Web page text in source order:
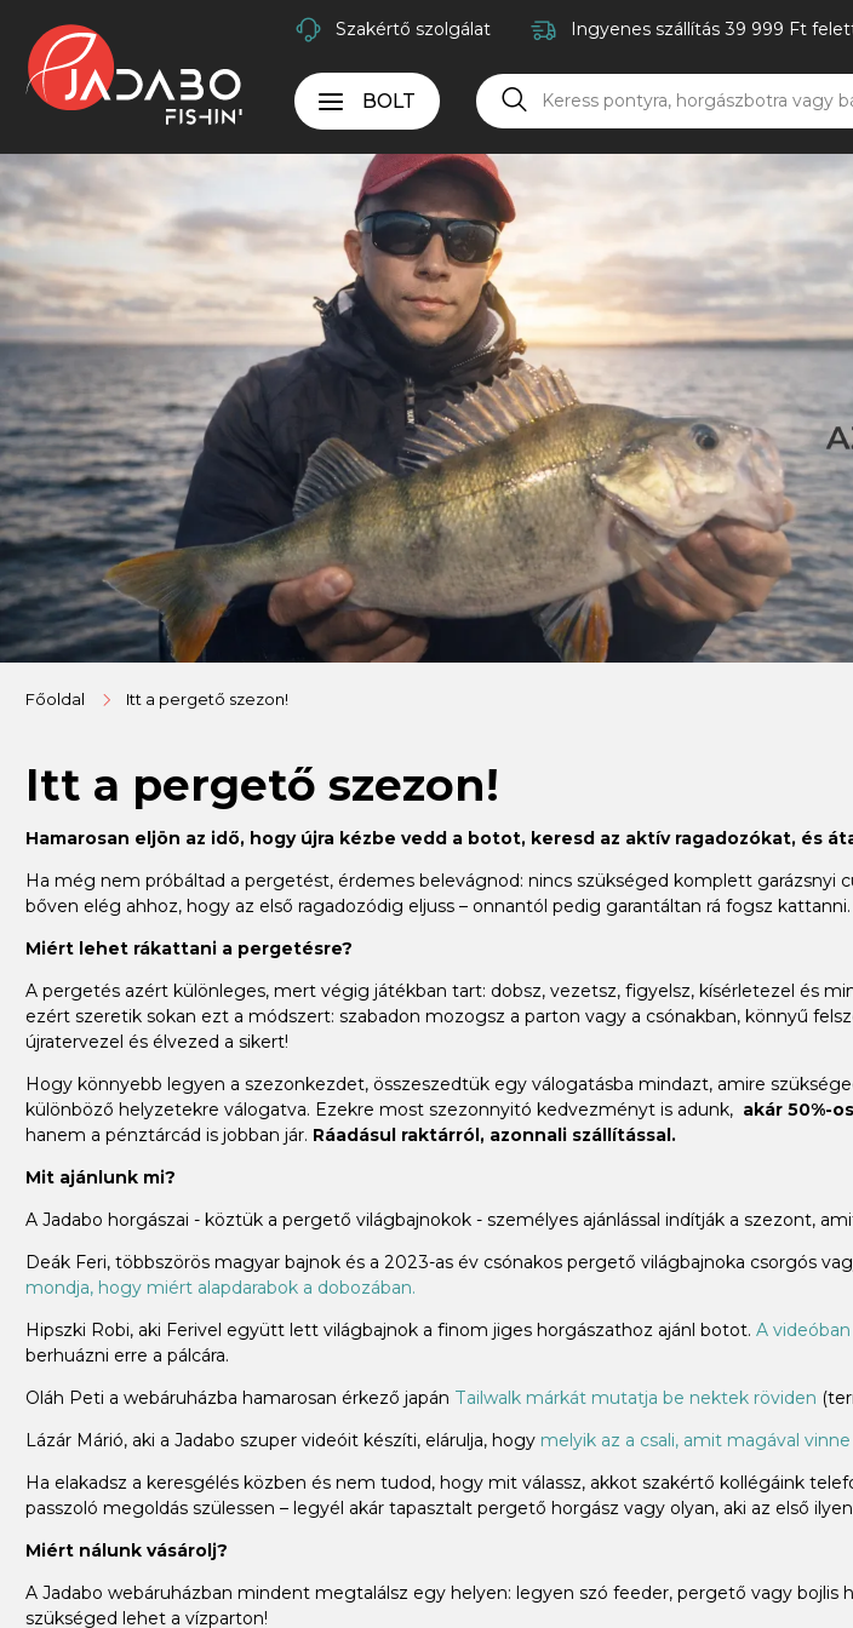
Szakértő szolgálat Ingyenes szállítás 39 999 Ft
BOLT
Főoldal Itt a pergető szezon!
Itt a pergető szezon!
Hamarosan eljön az idő, hogy újra kézbe vedd a botot, keresd az aktív ragadozókat, és
Ha még nem próbáltad a pergetést, érdemes belevágnod: nincs szükséged komplett garázsnyi
bőven elég ahhoz, hogy az első ragadozódig eljuss – onnantól pedig garantáltan rá fogsz kattanni.
Miért lehet rákattani a pergetésre?
A pergetés azért különleges, mert végig játékban tart: dobsz, vezetsz, figyelsz, kísérletezel és
ezért szeretik sokan ezt a módszert: szabadon mozogsz a parton vagy a csónakban, könnyű
újratervezel és élvezed a sikert!
Hogy könnyebb legyen a szezonkezdet, összeszedtük egy válogatásba mindazt, amire
különböző helyzetekre válogatva. Ezekre most szezonnyitó kedvezményt is adunk, akár 50%-
hanem a pénztárcád is jobban jár. Ráadásul raktárról, azonnali szállítással.
Mit ajánlunk mi?
A Jadabo horgászai - köztük a pergető világbajnokok - személyes ajánlással indítják a szezont,
Deák Feri, többszörös magyar bajnok és a 2023-as év csónakos pergető világbajnoka csorgós
mondja, hogy miért alapdarabok a dobozában.
Hipszki Robi, aki Ferivel együtt lett világbajnok a finom jiges horgászathoz ajánl botot. A
berhuázni erre a pálcára.
Oláh Peti a webáruházba hamarosan érkező japán Tailwalk márkát mutatja be nektek röviden
Lázár Márió, aki a Jadabo szuper videóit készíti, elárulja, hogy melyik az a csali, amit magával
Ha elakadsz a keresgélés közben és nem tudod, hogy mit válassz, akkot szakértő kollégáink
passzoló megoldás szülessen – legyél akár tapasztalt pergető horgász vagy olyan, aki az első
Miért nálunk vásárolj?
A Jadabo webáruházban mindent megtalálsz egy helyen: legyen szó feeder, pergető vagy
szükséged lehet a vízparton!